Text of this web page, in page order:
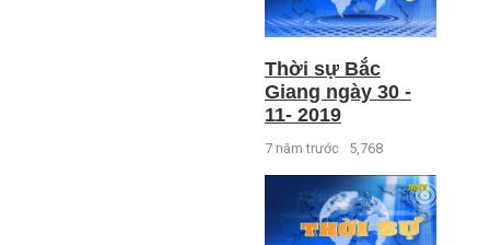
Thời sự Bắc
Giang ngày 30 -
11- 2019
7 năm trước 5,768